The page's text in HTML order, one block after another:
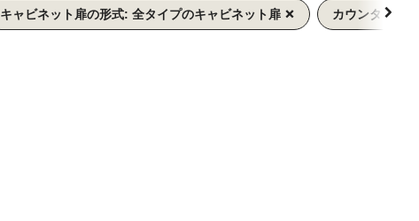
キャビネット扉の形式: 全タイプのキャビネット扉
カウンターの